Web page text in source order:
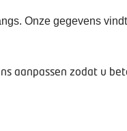
Onze gegevens
aanpassen zodat u